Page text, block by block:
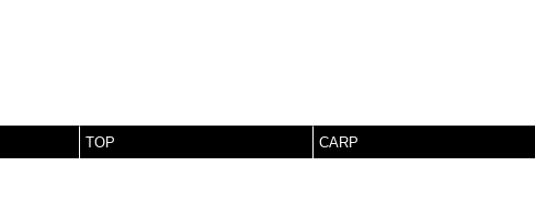
TOP CARP